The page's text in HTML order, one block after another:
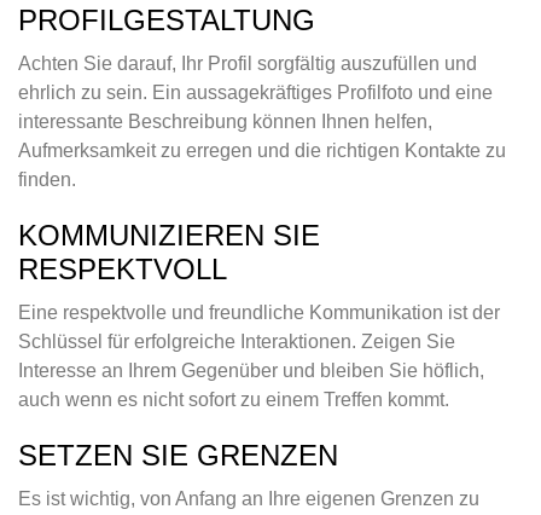
PROFILGESTALTUNG
Achten Sie darauf, Ihr Profil sorgfältig auszufüllen und
ehrlich zu sein. Ein aussagekräftiges Profilfoto und eine
interessante Beschreibung können Ihnen helfen,
Aufmerksamkeit zu erregen und die richtigen Kontakte zu
finden.
KOMMUNIZIEREN SIE
RESPEKTVOLL
Eine respektvolle und freundliche Kommunikation ist der
Schlüssel für erfolgreiche Interaktionen. Zeigen Sie
Interesse an Ihrem Gegenüber und bleiben Sie höflich,
auch wenn es nicht sofort zu einem Treffen kommt.
SETZEN SIE GRENZEN
Es ist wichtig, von Anfang an Ihre eigenen Grenzen zu